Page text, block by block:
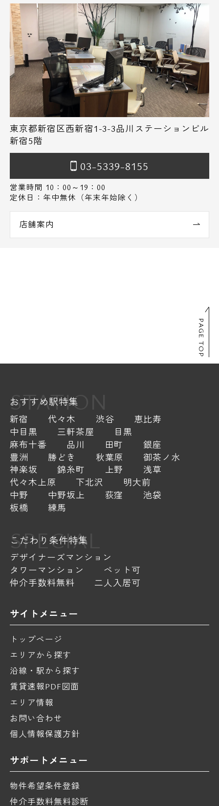
東京都新宿区西新宿1-3-3品川ステーションビル
新宿5階
03-5339-8155
営業時間 10：00～19：00
定休日：年中無休（年末年始除く）
店舗案内
PAGE TOP
STATION
おすすめ駅特集
新宿 代々木 渋谷
恵比寿
中目黒
三軒茶屋
目黒
麻布十番
品川 田町
銀座
豊洲
勝どき 秋葉原
御茶ノ水
神楽坂
錦糸町 上野
浅草
代々木上原
下北沢
明大前
中野
中野坂上 荻窪
池袋
板橋
練馬
SPECIAL
こだわり条件特集
デザイナーズマンション
タワーマンション
ペット可
仲介手数料無料
二人入居可
サイトメニュー
トップページ
エリアから探す
沿線・駅から探す
賃貸速報PDF図面
エリア情報
お問い合わせ
個人情報保護方針
サポートメニュー
物件希望条件登録
仲介手数料無料診断